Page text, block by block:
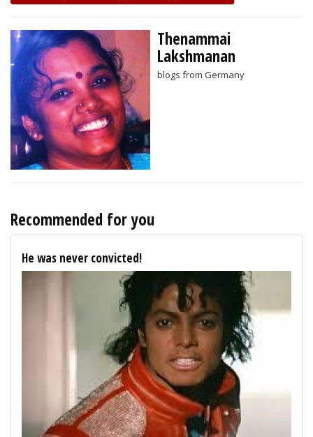
Thenammai
Lakshmanan
blogs from Germany
Recommended for you
He was never convicted!